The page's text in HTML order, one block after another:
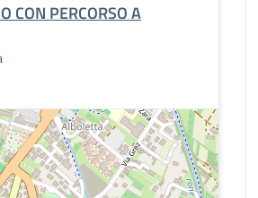
CON PERCORSO A